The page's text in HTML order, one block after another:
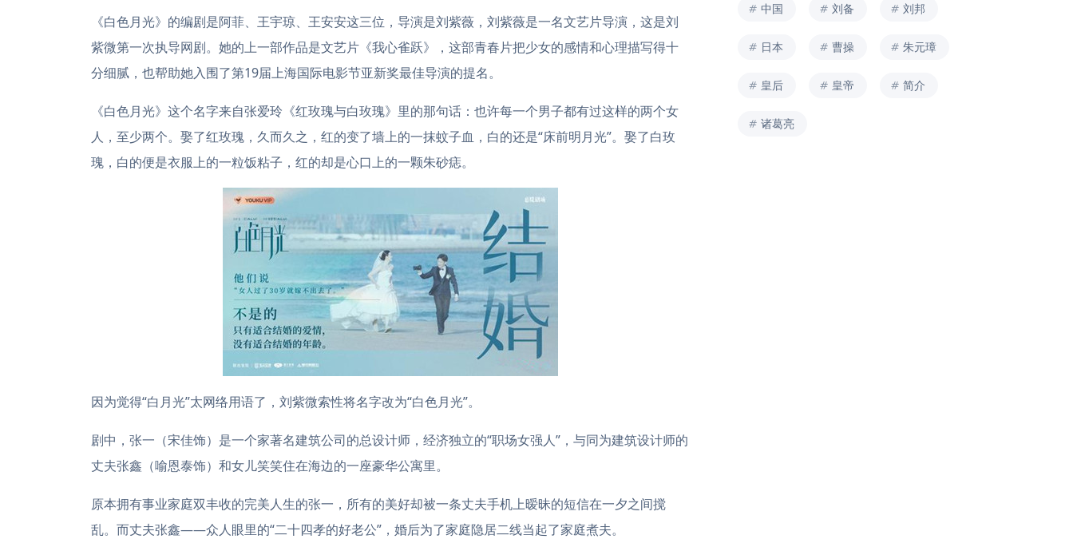
《白色月光》的编剧是阿菲、王宇琼、王安安这三位，导演是刘紫薇，刘紫薇是一名文艺片导演，这是刘
紫微第一次执导网剧。她的上一部作品是文艺片《我心雀跃》，这部青春片把少女的感情和心理描写得十
分细腻，也帮助她入围了第19届上海国际电影节亚新奖最佳导演的提名。
《白色月光》这个名字来自张爱玲《红玫瑰与白玫瑰》里的那句话：也许每一个男子都有过这样的两个女
人，至少两个。娶了红玫瑰，久而久之，红的变了墙上的一抹蚊子血，白的还是“床前明月光”。娶了白玫
瑰，白的便是衣服上的一粒饭粘子，红的却是心口上的一颗朱砂痣。
因为觉得“白月光”太网络用语了，刘紫微索性将名字改为“白色月光”。
剧中，张一（宋佳饰）是一个家著名建筑公司的总设计师，经济独立的“职场女强人”，与同为建筑设计师的
丈夫张鑫（喻恩泰饰）和女儿笑笑住在海边的一座豪华公寓里。
原本拥有事业家庭双丰收的完美人生的张一，所有的美好却被一条丈夫手机上暧昧的短信在一夕之间搅
乱。而丈夫张鑫——众人眼里的“二十四孝的好老公”，婚后为了家庭隐居二线当起了家庭煮夫。
中国 刘备 刘邦
日本 曹操 朱元璋
皇后 皇帝 简介
诸葛亮